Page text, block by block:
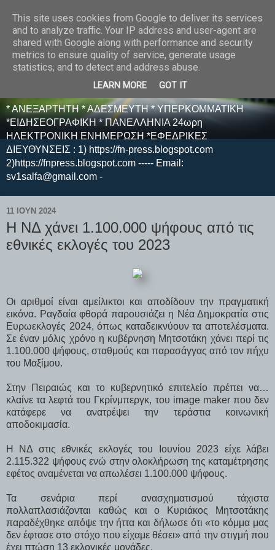
E F E N P R E S S -
ΗΛΕΚΤΡΟΝΙΚΗ
ΕΦΗΜΕΡΙΔΑ
* ΑΝΕΞΑΡΤΗΤΗ * ΑΔΕΣΜΕΥΤΗ * ΥΠΕΡΚΟΜΜΑΤΙΚΗ
*ΕΙΔΗΣΕΟΓΡΑΦΙΚΗ * ΠΑΝΕΛΛΗΝΙΑ 24ωρη
ΗΛΕΚΤΡΟΝΙΚΗ ΕΝΗΜΕΡΩΣΗ *ΕΦΕΔΡΙΚΕΣ
ΔΙΕΥΘΥΝΣΕΙΣ : 1) https://fn-press.blogspot.com
2)https://fnpress.blogspot.com ----- Email:
sv1salfa@gmail.com -
11 ΙΟΥΝ 2024
Η ΝΔ χάνει 1.100.000 ψήφους από τις
εθνικές εκλογές του 2023
Οι αριθμοί είναι αμείλικτοι και αποδίδουν την πραγματική
εικόνα. Ραγδαία φθορά παρουσιάζει η Νέα Δημοκρατία στις
Ευρωεκλογές 2024, όπως καταδεικνύουν τα αποτελέσματα.
Σε έναν μόλις χρόνο η κυβέρνηση Μητσοτάκη χάνει περί τις
1.100.000 ψήφους, σταθμούς και παρασάγγας από τον πήχυ
του Μαξίμου.
Στην Πειραιώς και το κυβερνητικό επιτελείο πρέπει να…
κλαίνε τα λεφτά του Γκρίνμπεργκ, του image maker που δεν
κατάφερε να ανατρέψει την τεράστια κοινωνική
αποδοκιμασία.
Η ΝΔ στις εθνικές εκλογές του Ιουνίου 2023 είχε λάβει
2.115.322 ψήφους ενώ στην ολοκλήρωση της καταμέτρησης
εφέτος αναμένεται να απωλέσει 1.100.000 ψήφους.
Τα σενάρια περί ανασχηματισμού τάχιστα
πολλαπλασιάζονται καθώς και ο Κυριάκος Μητσοτάκης
παραδέχθηκε απόψε την ήττα και δήλωσε ότι «το κόμμα μας
δεν έφτασε στο στόχο που είχαμε θέσει» από την στιγμή που
έχει πτώση 13 εκλογικές μονάδες.
This site uses cookies from Google to deliver its services
and to analyze traffic. Your IP address and user-agent are
shared with Google along with performance and security
metrics to ensure quality of service, generate usage
statistics, and to detect and address abuse.
LEARN MORE GOT IT